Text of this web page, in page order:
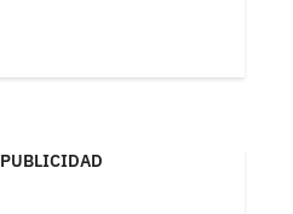
PUBLICIDAD